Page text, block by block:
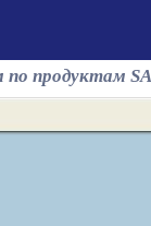
по продуктам